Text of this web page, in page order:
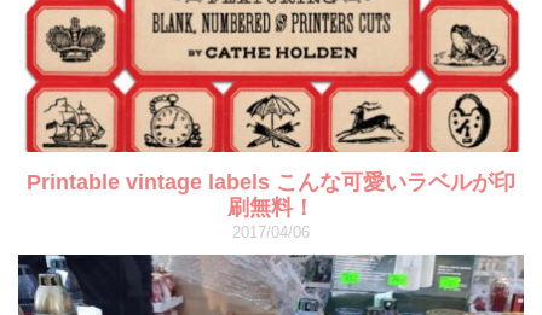
Printable vintage labels こんな可愛いラベルが印
刷無料！
2017/04/06